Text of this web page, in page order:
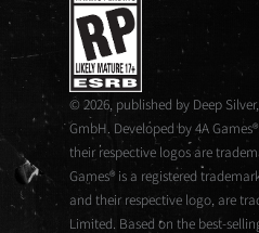
© 2026, published by Deep
GmbH. Developed by 4A
their respective logos are
Games® is a registered
and their respective logo, are
Limited. Based on the best-